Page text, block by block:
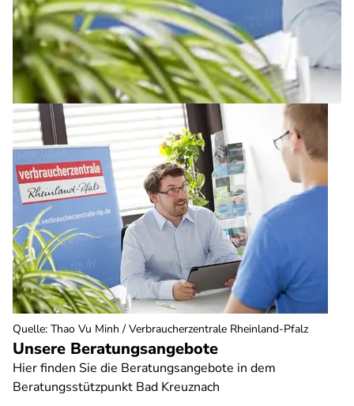
Unsere Beratungsangebote
Hier finden Sie die Beratungsangebote in dem
Beratungsstützpunkt Bad Kreuznach
Quelle: Thao Vu Minh / Verbraucherzentrale Rheinland-Pfalz